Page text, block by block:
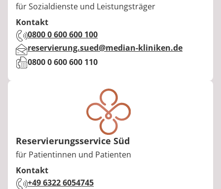
Berufstitel:
für Sozialdienste und Leistungsträger
Kontakt
Telefon:
0800 0 600 600 100
E-Mail:reservierung.sued@median-kliniken.de
Fax:0800 0 600 600 110
Reservierungsservice Süd
Berufstitel:
für Patientinnen und Patienten
Kontakt
Telefon:
+49 6322 6054745